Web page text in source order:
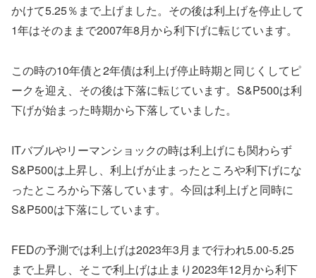
かけて5.25％まで上げました。その後は利上げを停止して
1年はそのままで2007年8月から利下げに転じています。
この時の10年債と2年債は利上げ停止時期と同じくしてピ
ークを迎え、その後は下落に転じています。S&P500は利
下げが始まった時期から下落していました。
ITバブルやリーマンショックの時は利上げにも関わらず
S&P500は上昇し、利上げが止まったところや利下げにな
ったところから下落しています。今回は利上げと同時に
S&P500は下落にしています。
FEDの予測では利上げは2023年3月まで行われ5.00-5.25
まで上昇し、そこで利上げは止まり2023年12月から利下